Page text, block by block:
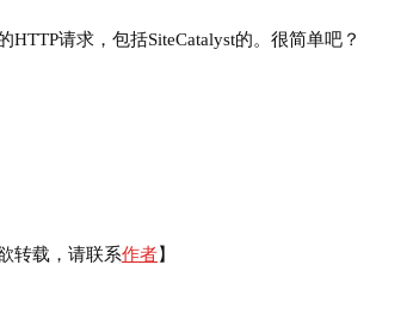
请求，包括SiteCatalyst的。很简单吧？
转载，请联系作者】